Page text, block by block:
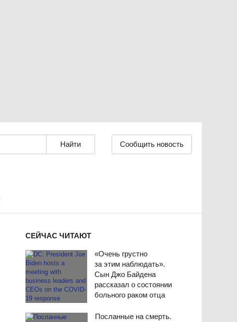
Сообщить новость
СЕЙЧАС ЧИТАЮТ
«Очень грустно
за этим наблюдать».
Сын Джо Байдена
рассказал о состоянии
больного раком отца
Посланные на смерть.